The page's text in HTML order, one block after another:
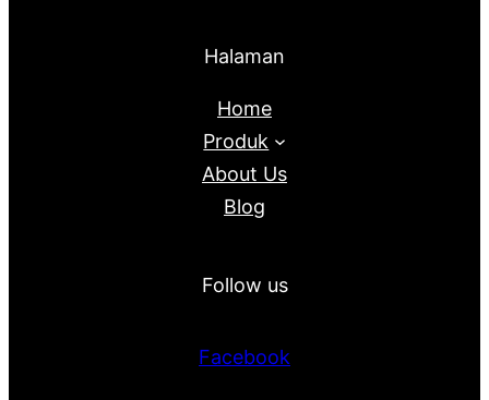
Halaman
Home
Produk
About Us
Blog
Follow us
Facebook